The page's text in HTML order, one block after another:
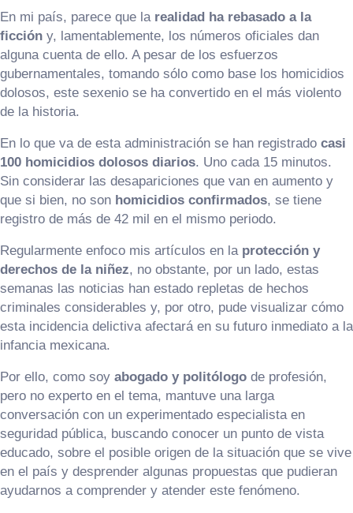
En mi país, parece que la realidad ha rebasado a la
ficción y, lamentablemente, los números oficiales dan
alguna cuenta de ello. A pesar de los esfuerzos
gubernamentales, tomando sólo como base los homicidios
dolosos, este sexenio se ha convertido en el más violento
de la historia.
En lo que va de esta administración se han registrado casi
100 homicidios dolosos diarios. Uno cada 15 minutos.
Sin considerar las desapariciones que van en aumento y
que si bien, no son homicidios confirmados, se tiene
registro de más de 42 mil en el mismo periodo.
Regularmente enfoco mis artículos en la protección y
derechos de la niñez, no obstante, por un lado, estas
semanas las noticias han estado repletas de hechos
criminales considerables y, por otro, pude visualizar cómo
esta incidencia delictiva afectará en su futuro inmediato a la
infancia mexicana.
Por ello, como soy abogado y politólogo de profesión,
pero no experto en el tema, mantuve una larga
conversación con un experimentado especialista en
seguridad pública, buscando conocer un punto de vista
educado, sobre el posible origen de la situación que se vive
en el país y desprender algunas propuestas que pudieran
ayudarnos a comprender y atender este fenómeno.